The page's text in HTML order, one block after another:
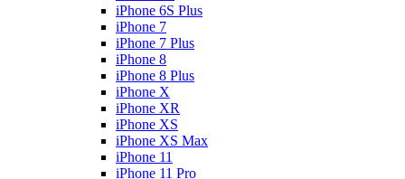
iPhone 6S Plus
iPhone 7
iPhone 7 Plus
iPhone 8
iPhone 8 Plus
iPhone X
iPhone XR
iPhone XS
iPhone XS Max
iPhone 11
iPhone 11 Pro